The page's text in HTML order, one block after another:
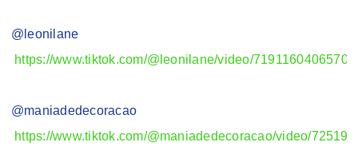
@leonilane
https://www.tiktok.com/@leonilane/video/
@maniadedecoracao
https://www.tiktok.com/@maniadedecoracao/video/